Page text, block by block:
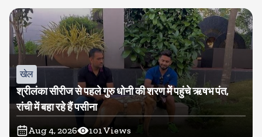
खेल
श्रीलंका सीरीज से पहले गुरु धोनी की शरण में पहुंचे ऋषभ पंत,
रांची में बहा रहे हैं पसीना
Aug 4, 2026 101Views